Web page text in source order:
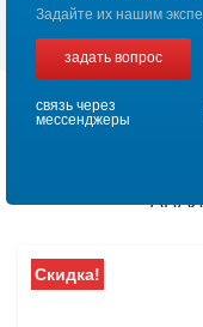
Задайте их нашим
задать вопрос
связь через
мессенджеры
Скидка!